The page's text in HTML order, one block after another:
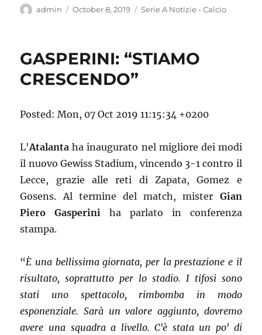
Author
admin
Posted
October 8, 2019 Categories
Serie A Notizie - Calcio
GASPERINI: “STIAMO
CRESCENDO”
Posted: Mon, 07 Oct 2019 11:15:34 +0200
L'Atalanta ha inaugurato nel migliore dei modi
il nuovo Gewiss Stadium, vincendo 3-1 contro il
Lecce, grazie alle reti di Zapata, Gomez e
Gosens. Al termine del match, mister Gian
Piero Gasperiniha parlato in conferenza
stampa.
“È una bellissima giornata, per la prestazione e il
risultato, soprattutto per lo stadio. I tifosi sono
stati uno spettacolo, rimbomba in modo
esponenziale. Sarà un valore aggiunto, dovremo
avere una squadra a livello. C'è stata un po' di